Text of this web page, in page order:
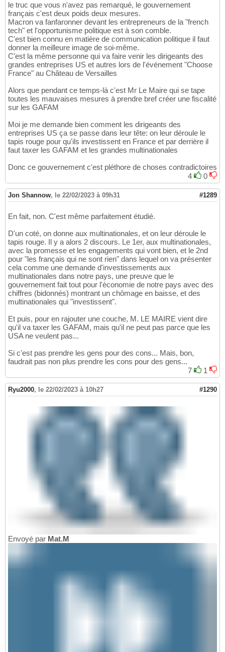
le truc que vous n'avez pas remarqué, le gouvernement
français c'est deux poids deux mesures.
Macron va fanfaronner devant les entrepreneurs de la "french
tech" et l'opportunisme politique est à son comble.
C'est bien connu en matière de communication politique il faut
donner la meilleure image de soi-même.
C'est la même personne qui va faire venir les dirigeants des
grandes entreprises US et autres lors de l'événement "Choose
France" au Château de Versailles
Alors que pendant ce temps-là c'est Mr Le Maire qui se tape
toutes les mauvaises mesures à prendre bref créer une fiscalité
sur les GAFAM
Moi je me demande bien comment les dirigeants des
entreprises US ça se passe dans leur tête: on leur déroule le
tapis rouge pour qu'ils investissent en France et par derrière il
faut taxer les GAFAM et les grandes multinationales
Donc ce gouvernement c'est pléthore de choses contradictoires
4
0
Jon Shannow, le 22/02/2023 à 09h31 #1289
En fait, non. C'est même parfaitement étudié.
D'un coté, on donne aux multinationales, et on leur déroule le
tapis rouge. Il y a alors 2 discours. Le 1er, aux multinationales,
avec la promesse et les engagements qui vont bien, et le 2nd
pour "les français qui ne sont rien" dans lequel on va présenter
cela comme une demande d'investissements aux
multinationales dans notre pays, une preuve que le
gouvernement fait tout pour l'économie de notre pays avec des
chiffres (bidonnés) montrant un chômage en baisse, et des
multinationales qui "investissent".
Et puis, pour en rajouter une couche, M. LE MAIRE vient dire
qu'il va taxer les GAFAM, mais qu'il ne peut pas parce que les
USA ne veulent pas...
Si c'est pas prendre les gens pour des cons... Mais, bon,
faudrait pas non plus prendre les cons pour des gens...
7
1
Ryu2000, le 22/02/2023 à 10h27 #1290
Envoyé par Mat.M